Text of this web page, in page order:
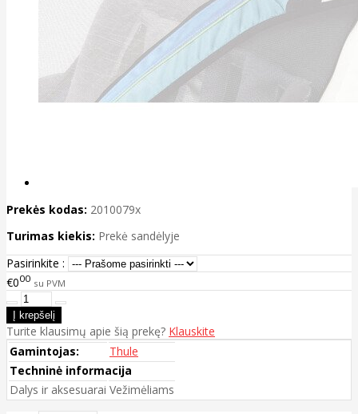
Prekės kodas: 2010079x
Turimas kiekis: Prekė sandėlyje
Pasirinkite :
€000 su PVM
Turite klausimų apie šią prekę? Klauskite
Gamintojas:
Thule
Techninė informacija
Dalys ir aksesuarai Vežimėliams